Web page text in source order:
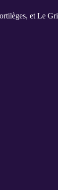
et Le